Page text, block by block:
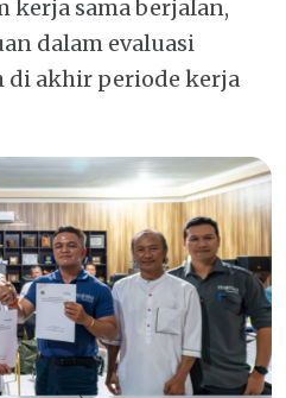
kerja sama berjalan,
dalam evaluasi
di akhir periode kerja